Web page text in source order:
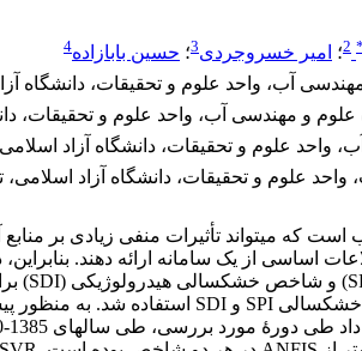
*
2؛ امیر خسروجردی3؛ حسین بابازاده4
آب، واحد علوم و تحقیقات، دانشگاه
علوم و مهندسی‌ آب، واحد علوم و تحقیقات،
واحد علوم و تحقیقات، دانشگاه آزاد
علوم و تحقیقات، دانشگاه آزاد اسلامی‌،
که می‏تواند تأثیرات منفی زیادی بر منابع